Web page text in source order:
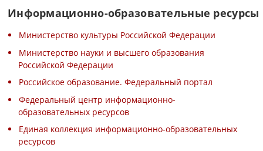
Информационно-образовательные ресурсы
Министерство культуры Российской Федерации
Министерство науки и высшего образования
Российской Федерации
Российское образование. Федеральный портал
Федеральный центр информационно-
образовательных ресурсов
Единая коллекция информационно-образовательных
ресурсов